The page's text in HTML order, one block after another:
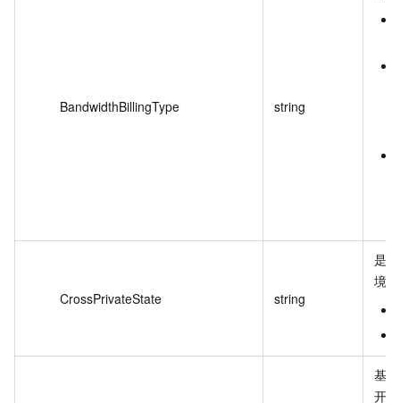
BandwidthBillingType string
CrossPrivateState string
是
境。
基
开